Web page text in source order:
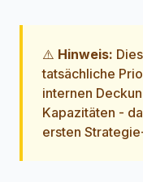
⚠️ Hinweis:
tatsächliche
internen
Kapazitäten -
ersten